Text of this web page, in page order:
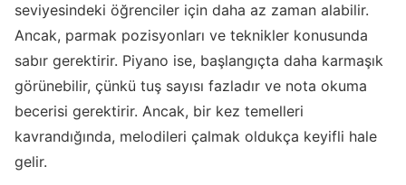
seviyesindeki öğrenciler için daha az zaman alabilir.
Ancak, parmak pozisyonları ve teknikler konusunda
sabır gerektirir. Piyano ise, başlangıçta daha karmaşık
görünebilir, çünkü tuş sayısı fazladır ve nota okuma
becerisi gerektirir. Ancak, bir kez temelleri
kavrandığında, melodileri çalmak oldukça keyifli hale
gelir.